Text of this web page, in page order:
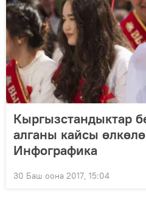
Кыргызстандыктар
алганы кайсы
Инфографика
30 Баш оона 2017, 15:04